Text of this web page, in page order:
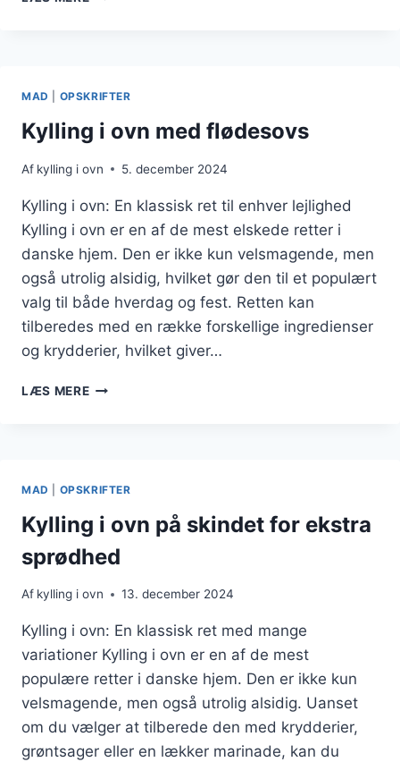
MAD OPSKRIFTER
Kylling i ovn med flødesovs
Af kylling i ovn 5. december 2024
Kylling i ovn: En klassisk ret til enhver lejlighed
Kylling i ovn er en af de mest elskede retter i
danske hjem. Den er ikke kun velsmagende, men
også utrolig alsidig, hvilket gør den til et populært
valg til både hverdag og fest. Retten kan
tilberedes med en række forskellige ingredienser
og krydderier, hvilket giver…
LÆS MEREKYLLING
MAD OPSKRIFTER
Kylling i ovn på skindet for ekstra
sprødhed
Af kylling i ovn 13. december 2024
Kylling i ovn: En klassisk ret med mange
variationer Kylling i ovn er en af de mest
populære retter i danske hjem. Den er ikke kun
velsmagende, men også utrolig alsidig. Uanset
om du vælger at tilberede den med krydderier,
grøntsager eller en lækker marinade, kan du